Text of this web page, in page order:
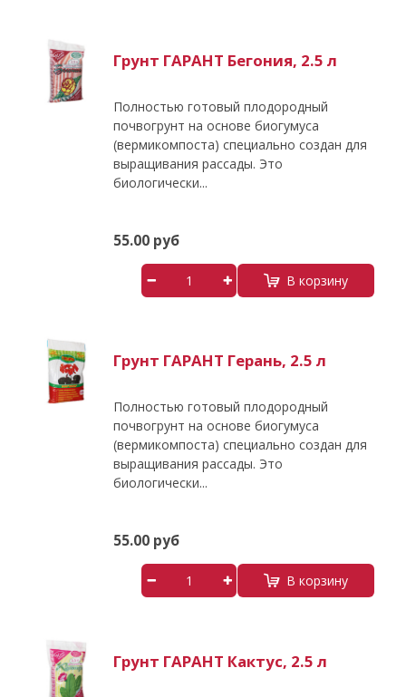
Грунт ГАРАНТ Бегония, 2.5 л
Полностью готовый плодородный
почвогрунт на основе биогумуса
(вермикомпоста) специально создан для
выращивания рассады. Это
биологически...
55.00 руб
В корзину
Грунт ГАРАНТ Герань, 2.5 л
Полностью готовый плодородный
почвогрунт на основе биогумуса
(вермикомпоста) специально создан для
выращивания рассады. Это
биологически...
55.00 руб
В корзину
Грунт ГАРАНТ Кактус, 2.5 л